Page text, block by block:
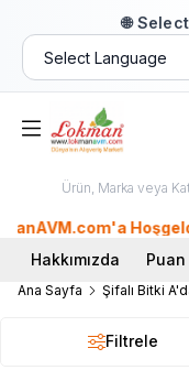
🌐
Hakkımızda
Ana Sayfa Şifalı Bitki
Filtrele